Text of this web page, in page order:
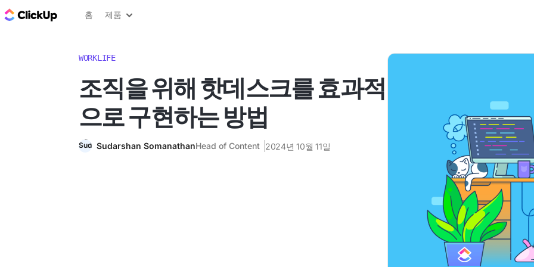
ClickUp 블로그
홈 제품
WORKLIFE
조직을 위해 핫데스크를 효과적
으로 구현하는 방법
Sudarshan SomanathanHead of Content 2024년 10월 11일